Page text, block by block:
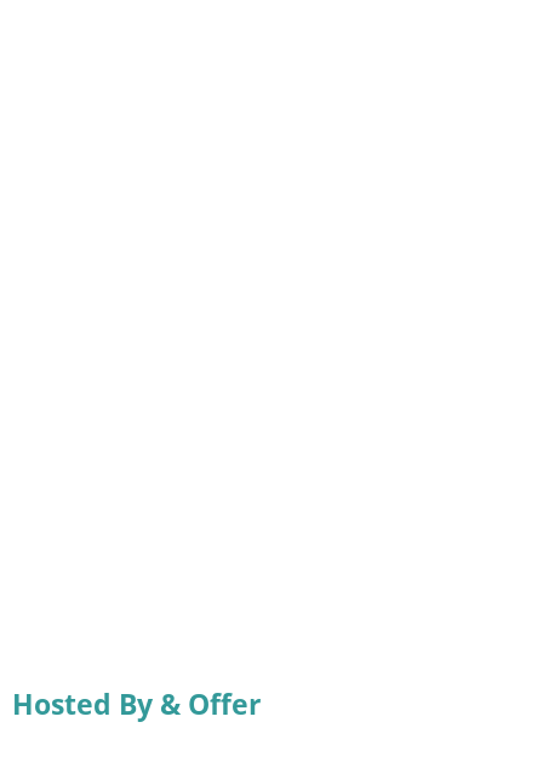
Hosted By & Offer